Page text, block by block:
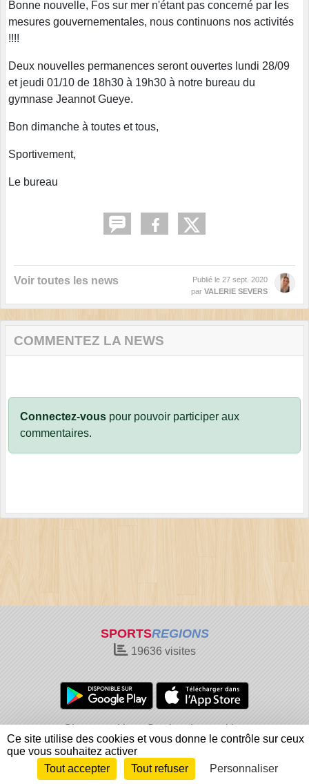
Bonne nouvelle, Fos sur mer n'étant pas concerné par les
mesures gouvernementales, nous continuons nos activités
!!!!
Deux nouvelles permanences seront ouvertes lundi 28/09
et jeudi 01/10 de 18h30 à 19h30 à notre bureau du
gymnase Jeannot Gueye.
Bon dimanche à toutes et tous,
Sportivement,
Le bureau
Voir toutes les news Publié le 27 sept. 2020
par VALERIE SEVERS
COMMENTEZ LA NEWS
Connectez-vous pour pouvoir participer aux
commentaires.
SPORTSREGIONS
19636visites
Charte cookies
Gestion des cookies
Informations légales
Signaler un contenu inapproprié
Envie de participer ? Connexion
Ce site utilise des cookies et vous donne le contrôle sur ceux
que vous souhaitez activer
Tout accepter
Tout refuser Personnaliser